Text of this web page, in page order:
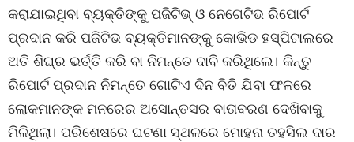
କରାଯାଇଥିବା ବ୍ୟକ୍ତିଙ୍କୁ ପଜିଟିଭ୍ ଓ ନେଗେଟିଭ ରିପୋର୍ଟ
ପ୍ରଦାନ କରି ପଜିଟିଭ ବ୍ୟକ୍ତିମାନଙ୍କୁ କୋଭିଡ ହସ୍ପିଟାଲରେ
ଅତି ଶିଘ୍ର ଭର୍ତ୍ତି କରି ବା ନିମନ୍ତେ ଦାବି କରିଥିଲେ। କିନ୍ତୁ
ରିପୋର୍ଟ ପ୍ରଦାନ ନିମନ୍ତେ ଗୋଟିଏ ଦିନ ବିତି ଯିବା ଫଳରେ
ଲୋକମାନଙ୍କ ମନରେର ଅସୋନ୍ତସର ବାତାବରଣ ଦେଖିବାକୁ
ମିଳିଥିଲା। ପରିଶେଷରେ ଘଟଣା ସ୍ଥଳରେ ମୋହନା ତହସିଲ ଦାର